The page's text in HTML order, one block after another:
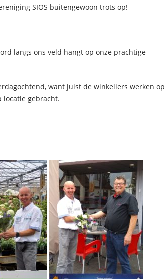
SIOS buitengewoon trots op!
langs ons veld hangt op onze prachtige
want juist de winkeliers werken op
locatie gebracht.